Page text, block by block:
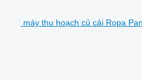
máy thu hoạch củ cải Ropa